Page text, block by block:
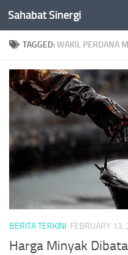
Skip to content
Sahabat Sinergi
TAGGED:WAKIL PERDANA
BERITA TERKINI FEBRUARY 13,
Harga Minyak